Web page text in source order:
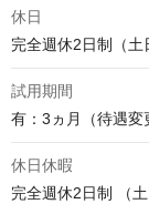
休日
完全週休2日制（土
試用期間
有：3ヵ月（待遇変
休日休暇
完全週休2日制 （土